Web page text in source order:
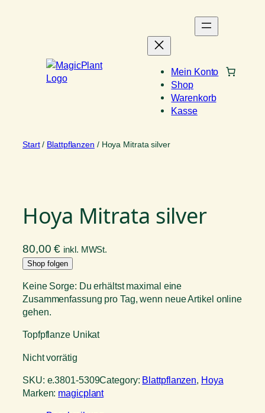
Mein Konto
Shop
Warenkorb
Kasse
Start/ Blattpflanzen / Hoya Mitrata silver
Hoya Mitrata silver
80,00€ inkl. MWSt.
Shop folgen
Keine Sorge: Du erhältst maximal eine
Zusammenfassung pro Tag, wenn neue Artikel online
gehen.
Topfpflanze Unikat
Nicht vorrätig
SKU: e.3801-5309Category: Blattpflanzen, Hoya
Marken: magicplant